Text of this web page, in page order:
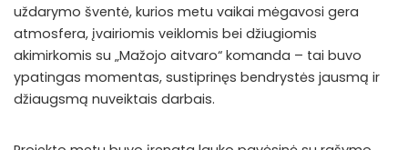
uždarymo šventė, kurios metu vaikai mėgavosi gera
atmosfera, įvairiomis veiklomis bei džiugiomis
akimirkomis su „Mažojo aitvaro“ komanda – tai buvo
ypatingas momentas, sustiprinęs bendrystės jausmą ir
džiaugsmą nuveiktais darbais.